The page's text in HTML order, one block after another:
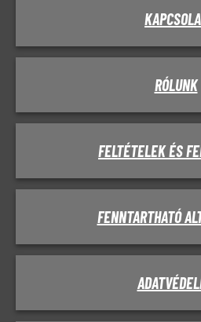
RÓLUNK
FELTÉTELEK ÉS
FENNTARTHATÓ